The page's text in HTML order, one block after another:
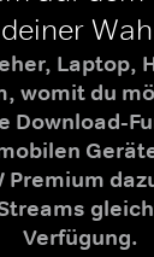
deiner
Laptop,
womit du
Download-
Premium
Verfügung.